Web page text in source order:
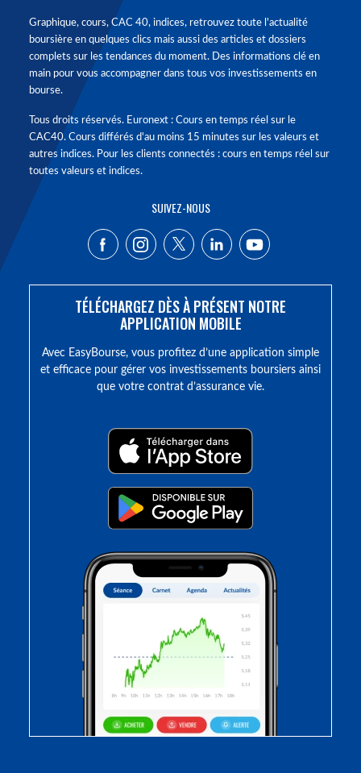
Graphique, cours, CAC 40, indices, retrouvez toute l'actualité
boursière en quelques clics mais aussi des articles et dossiers
complets sur les tendances du moment. Des informations clé en
main pour vous accompagner dans tous vos investissements en
bourse.
Tous droits réservés. Euronext : Cours en temps réel sur le
CAC40. Cours différés d'au moins 15 minutes sur les valeurs et
autres indices. Pour les clients connectés : cours en temps réel sur
toutes valeurs et indices.
SUIVEZ-NOUS
TÉLÉCHARGEZ DÈS À PRÉSENT NOTRE
APPLICATION MOBILE
Avec EasyBourse, vous profitez d’une application simple
et efficace pour gérer vos investissements boursiers ainsi
que votre contrat d’assurance vie.